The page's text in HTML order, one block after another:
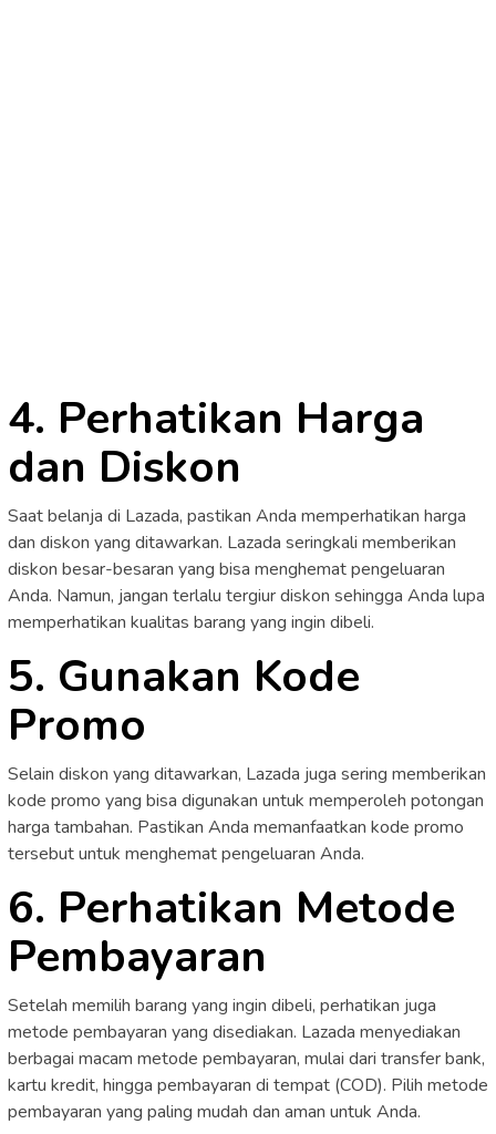
4. Perhatikan Harga
dan Diskon
Saat belanja di Lazada, pastikan Anda memperhatikan harga
dan diskon yang ditawarkan. Lazada seringkali memberikan
diskon besar-besaran yang bisa menghemat pengeluaran
Anda. Namun, jangan terlalu tergiur diskon sehingga Anda lupa
memperhatikan kualitas barang yang ingin dibeli.
5. Gunakan Kode
Promo
Selain diskon yang ditawarkan, Lazada juga sering memberikan
kode promo yang bisa digunakan untuk memperoleh potongan
harga tambahan. Pastikan Anda memanfaatkan kode promo
tersebut untuk menghemat pengeluaran Anda.
6. Perhatikan Metode
Pembayaran
Setelah memilih barang yang ingin dibeli, perhatikan juga
metode pembayaran yang disediakan. Lazada menyediakan
berbagai macam metode pembayaran, mulai dari transfer bank,
kartu kredit, hingga pembayaran di tempat (COD). Pilih metode
pembayaran yang paling mudah dan aman untuk Anda.